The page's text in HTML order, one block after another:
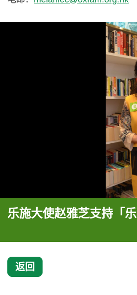
乐施大使赵雅芝支持「乐
返回